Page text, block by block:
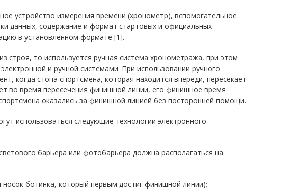
устройство измерения времени (хронометр), вспомогательное
данных, содержание и формат стартовых и официальных
в установленном формате [1].
строя, то используется ручная система хронометража, при этом
и ручной системами. При использовании ручного
когда стопа спортсмена, которая находится впереди, пересекает
во время пересечения финишной линии, его финишное время
оказались за финишной линией без посторонней помощи.
использоваться следующие технологии электронного
барьера или фотобарьера должна располагаться на
ботинка, который первым достиг финишной линии);